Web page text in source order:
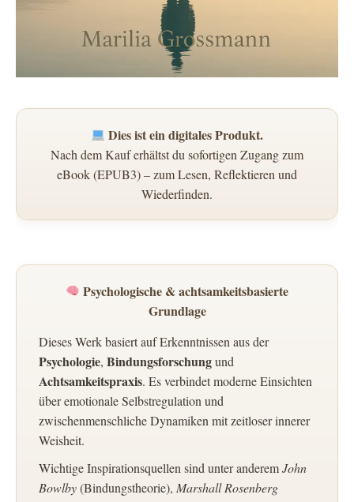
Dies ist ein digitales Produkt.
Nach dem Kauf erhältst du sofortigen Zugang zum
eBook (EPUB3) – zum Lesen, Reflektieren und
Wiederfinden.
Psychologische & achtsamkeitsbasierte
Grundlage
Dieses Werk basiert auf Erkenntnissen aus der
Psychologie, Bindungsforschungund
Achtsamkeitspraxis. Es verbindet moderne Einsichten
über emotionale Selbstregulation und
zwischenmenschliche Dynamiken mit zeitloser innerer
Weisheit.
Wichtige Inspirationsquellen sind unter anderemJohn
Bowlby(Bindungstheorie), Marshall Rosenberg